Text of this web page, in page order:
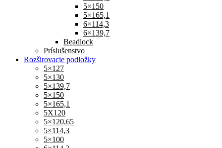
5×150
5×165,1
6×114,3
6×139,7
Beadlock
Príslušenstvo
Rozširovacie podložky
5×127
5×130
5×139,7
5×150
5×165,1
5X120
5×120,65
5×114,3
5×100